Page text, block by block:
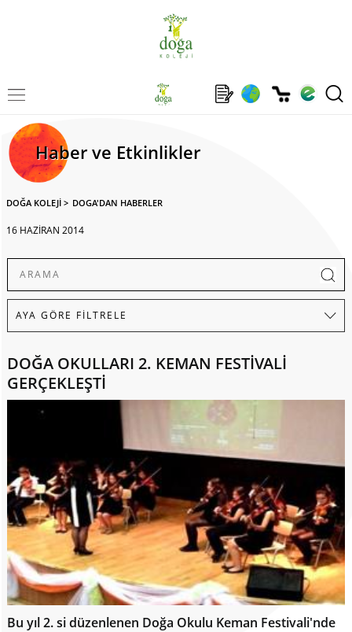
Haber ve Etkinlikler
DOĞA KOLEJİ > DOGA'DAN HABERLER
16 HAZİRAN 2014
DOĞA OKULLARI 2. KEMAN FESTİVALİ
GERÇEKLEŞTİ
Bu yıl 2. si düzenlenen Doğa Okulu Keman Festivali'nde